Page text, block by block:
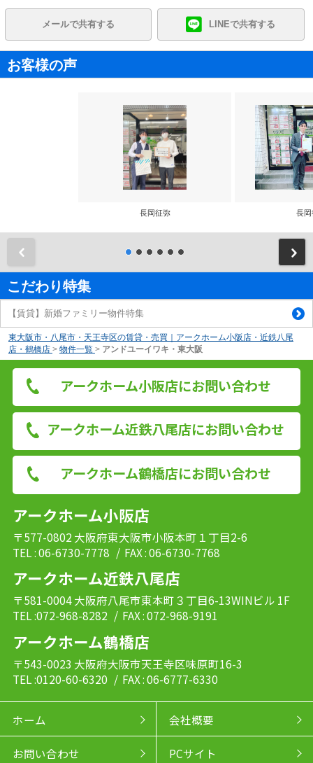
メールで共有する LINEで共有する
お客様の声
長岡征弥 長岡
こだわり特集
【賃貸】新婚ファミリー物件特集
東大阪市・八尾市・天王寺区の賃貸・売買｜アークホーム小阪店・近鉄八尾
店・鶴橋店 > 物件一覧 > アンドユーイワキ・東大阪
アークホーム小阪店にお問い合わせ
アークホーム近鉄八尾店にお問い合わせ
アークホーム鶴橋店にお問い合わせ
アークホーム小阪店
〒577-0802 大阪府東大阪市小阪本町１丁目2-6
TEL : 06-6730-7778 / FAX : 06-6730-7768
アークホーム近鉄八尾店
〒581-0004 大阪府八尾市東本町３丁目6-13WINビル 1F
TEL :072-968-8282 / FAX : 072-968-9191
アークホーム鶴橋店
〒543-0023 大阪府大阪市天王寺区味原町16-3
TEL :0120-60-6320 / FAX : 06-6777-6330
ホーム 会社概要
お問い合わせ PCサイト